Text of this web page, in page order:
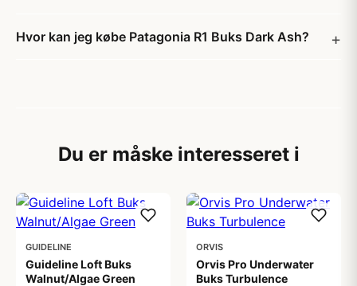
Hvor kan jeg købe Patagonia R1 Buks Dark Ash?
Du er måske interesseret i
GUIDELINE
Guideline Loft Buks
Walnut/Algae Green
ORVIS
Orvis Pro Underwater
Buks Turbulence